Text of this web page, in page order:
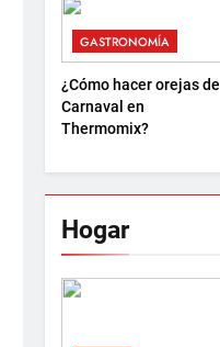
GASTRONOMÍA
¿Cómo hacer orejas de
Carnaval en
Thermomix?
Hogar